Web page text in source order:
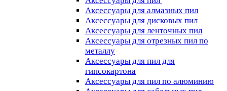
Аксессуары для алмазных пил
Аксессуары для дисковых пил
Аксессуары для ленточных пил
Аксессуары для отрезных пил по
металлу
Аксессуары для пил для
гипсокартона
Аксессуары для пил по алюминию